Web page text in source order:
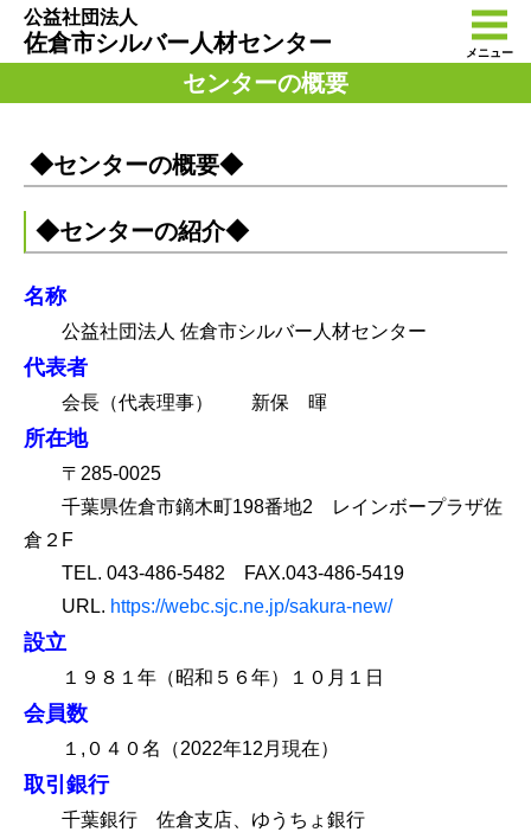
公益社団法人
佐倉市シルバー人材センター メニュー
センターの概要
◆センターの概要◆
◆センターの紹介◆
名称
公益社団法人 佐倉市シルバー人材センター
代表者
会長（代表理事） 新保 暉
所在地
〒285-0025
千葉県佐倉市鏑木町198番地2 レインボープラザ佐
倉２F
TEL. 043-486-5482 FAX.043-486-5419
URL. https://webc.sjc.ne.jp/sakura-new/
設立
１９８１年（昭和５６年）１０月１日
会員数
１,０４０名（2022年12月現在）
取引銀行
千葉銀行 佐倉支店、ゆうちょ銀行